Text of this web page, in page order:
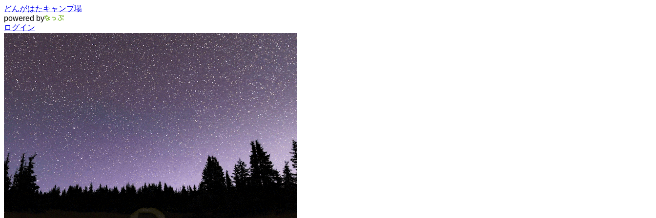
どんがはたキャンプ場
powered by
ログイン